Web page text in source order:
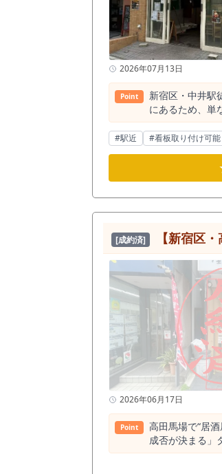
2026年07月13日
Point
新宿区・中井駅
にあるため、単
検討している方
い募集案件です。 本物件の大きな魅力は、中井駅徒歩2分という駅近立地に加え、西武新宿線と都営大江戸線を結ぶ乗り換えルート上
井駅は、西武新
宅街、商店街
の中でも、中
や工事範囲を抑
やテーブル配置の使
はありませんが
を狙う食堂、テ
日でも使いやすいメ
101件あり、そ
駅周辺に出店
食店が集まる生活導線が
め、店頭の見
民に店舗の存
とが集客上の鍵になります。 一方で、業態業種制限として、居酒屋など酒類メイ
食、カフェ、定
仕事帰りの食事、テイクアウ
ている方、西武
分、乗り換え導
#駅近 #看板取り付け可能
[成約済] 【新宿区・
2026年06月17日
Point
高田馬場で“居
成否が決まる」
生・地域需要を取り込める立地。 高田馬場駅徒歩6分、早稲田通り沿